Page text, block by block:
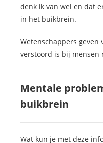
denk ik van wel en dat
in het buikbrein.
Wetenschappers
verstoord is bij mensen
Mentale
buikbrein
Wat kun je met deze